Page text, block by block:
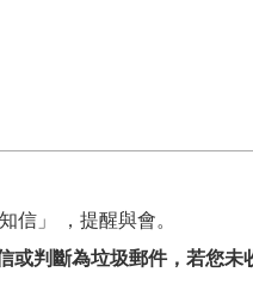
信」 ，提醒與會。
判斷為垃圾郵件，若您未